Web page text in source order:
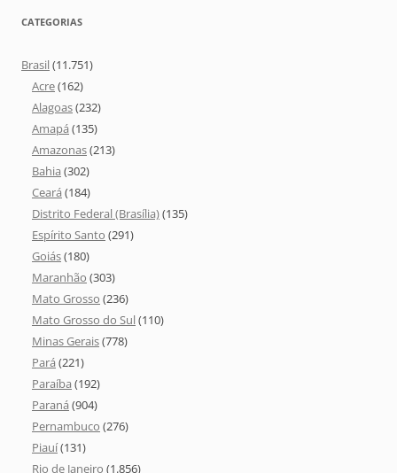
CATEGORIAS
Brasil(11.751)
Acre(162)
Alagoas(232)
Amapá (135)
Amazonas(213)
Bahia (302)
Ceará (184)
Distrito Federal (Brasília)(135)
Espírito Santo (291)
Goiás(180)
Maranhão (303)
Mato Grosso (236)
Mato Grosso do Sul(110)
Minas Gerais(778)
Pará (221)
Paraíba (192)
Paraná (904)
Pernambuco (276)
Piauí(131)
Rio de Janeiro (1.856)